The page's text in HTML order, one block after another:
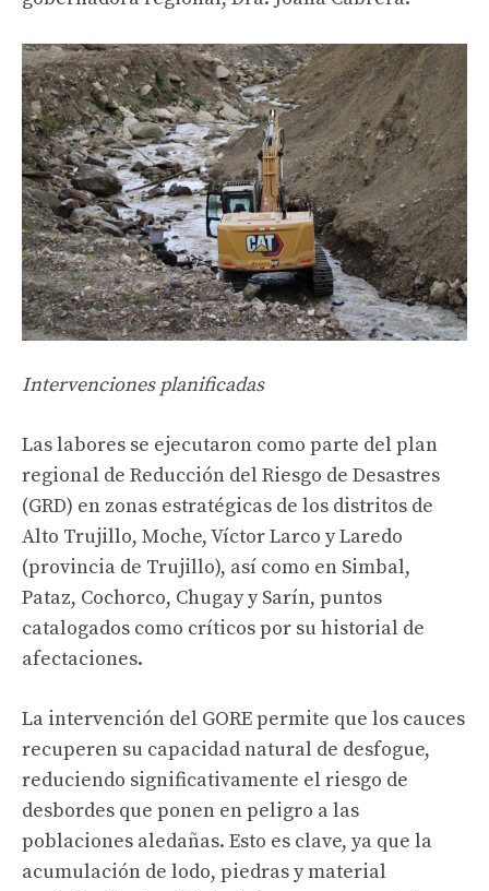
Intervenciones planificadas
Las labores se ejecutaron como parte del plan
regional de Reducción del Riesgo de Desastres
(GRD) en zonas estratégicas de los distritos de
Alto Trujillo, Moche, Víctor Larco y Laredo
(provincia de Trujillo), así como en Simbal,
Pataz, Cochorco, Chugay y Sarín, puntos
catalogados como críticos por su historial de
afectaciones.
La intervención del GORE permite que los cauces
recuperen su capacidad natural de desfogue,
reduciendo significativamente el riesgo de
desbordes que ponen en peligro a las
poblaciones aledañas. Esto es clave, ya que la
acumulación de lodo, piedras y material